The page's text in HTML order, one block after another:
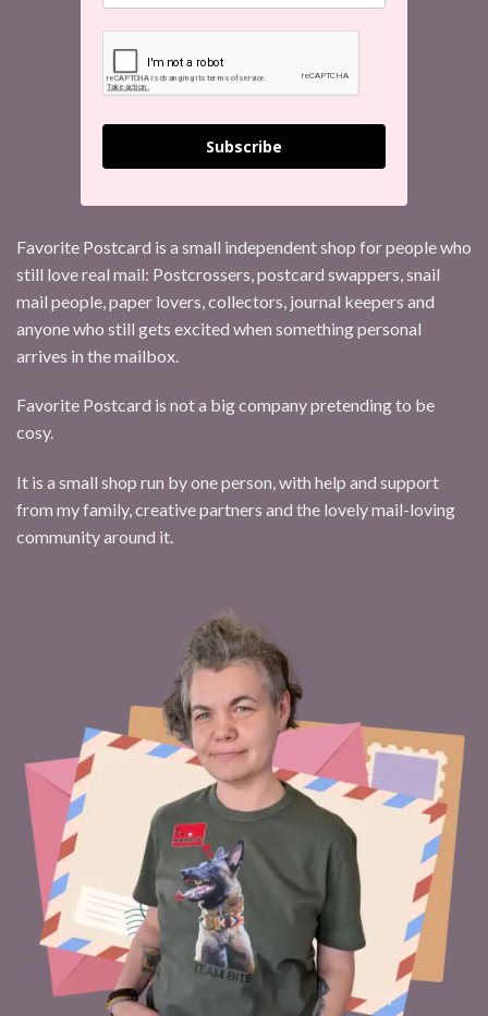
Subscribe
Favorite Postcard is a small independent shop for people who
still love real mail: Postcrossers, postcard swappers, snail
mail people, paper lovers, collectors, journal keepers and
anyone who still gets excited when something personal
arrives in the mailbox.
Favorite Postcard is not a big company pretending to be
cosy.
It is a small shop run by one person, with help and support
from my family, creative partners and the lovely mail-loving
community around it.